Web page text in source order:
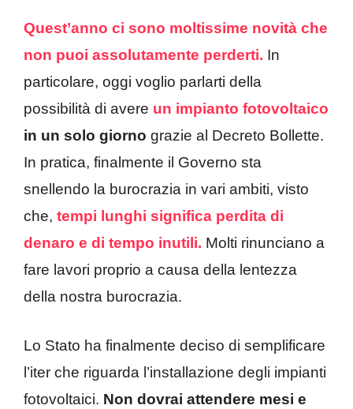
Quest’anno ci sono moltissime novità che
non puoi assolutamente perderti. In
particolare, oggi voglio parlarti della
possibilità di avere un impianto fotovoltaico
in un solo giorno grazie al Decreto Bollette.
In pratica, finalmente il Governo sta
snellendo la burocrazia in vari ambiti, visto
che, tempi lunghi significa perdita di
denaro e di tempo inutili. Molti rinunciano a
fare lavori proprio a causa della lentezza
della nostra burocrazia.
Lo Stato ha finalmente deciso di semplificare
l’iter che riguarda l’installazione degli impianti
fotovoltaici. Non dovrai attendere mesi e